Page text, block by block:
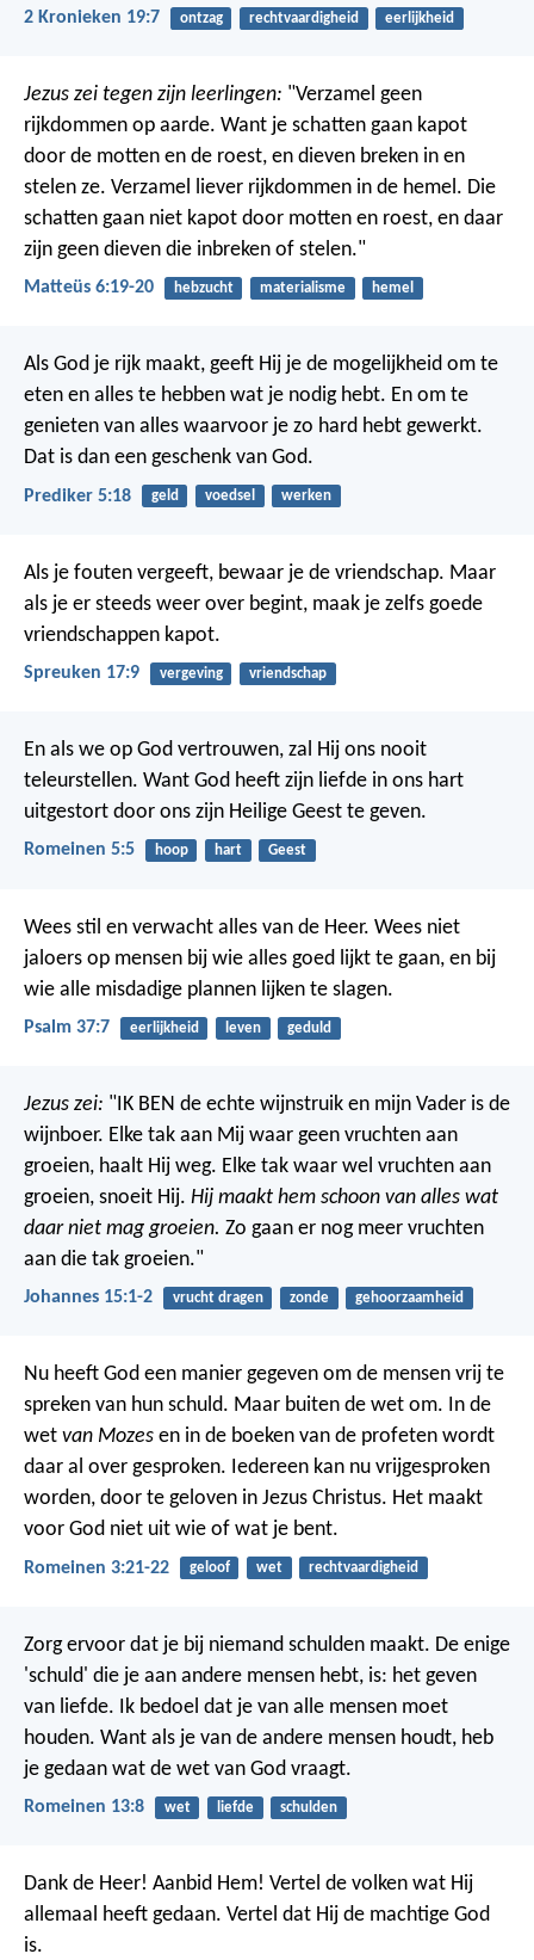
2 Kronieken 19:7 ontzag rechtvaardigheid eerlijkheid
Jezus zei tegen zijn leerlingen: "Verzamel geen
rijkdommen op aarde. Want je schatten gaan kapot
door de motten en de roest, en dieven breken in en
stelen ze. Verzamel liever rijkdommen in de hemel. Die
schatten gaan niet kapot door motten en roest, en daar
zijn geen dieven die inbreken of stelen."
Matteüs 6:19-20 hebzucht materialisme hemel
Als God je rijk maakt, geeft Hij je de mogelijkheid om te
eten en alles te hebben wat je nodig hebt. En om te
genieten van alles waarvoor je zo hard hebt gewerkt.
Dat is dan een geschenk van God.
Prediker 5:18 geld voedsel werken
Als je fouten vergeeft, bewaar je de vriendschap. Maar
als je er steeds weer over begint, maak je zelfs goede
vriendschappen kapot.
Spreuken 17:9 vergeving vriendschap
En als we op God vertrouwen, zal Hij ons nooit
teleurstellen. Want God heeft zijn liefde in ons hart
uitgestort door ons zijn Heilige Geest te geven.
Romeinen 5:5 hoop hart Geest
Wees stil en verwacht alles van de Heer. Wees niet
jaloers op mensen bij wie alles goed lijkt te gaan, en bij
wie alle misdadige plannen lijken te slagen.
Psalm 37:7 eerlijkheid leven geduld
Jezus zei: "IK BEN de echte wijnstruik en mijn Vader is de
wijnboer. Elke tak aan Mij waar geen vruchten aan
groeien, haalt Hij weg. Elke tak waar wel vruchten aan
groeien, snoeit Hij. Hij maakt hem schoon van alles wat
daar niet mag groeien. Zo gaan er nog meer vruchten
aan die tak groeien."
Johannes 15:1-2 vrucht dragen zonde gehoorzaamheid
Nu heeft God een manier gegeven om de mensen vrij te
spreken van hun schuld. Maar buiten de wet om. In de
wet van Mozes en in de boeken van de profeten wordt
daar al over gesproken. Iedereen kan nu vrijgesproken
worden, door te geloven in Jezus Christus. Het maakt
voor God niet uit wie of wat je bent.
Romeinen 3:21-22 geloof wet rechtvaardigheid
Zorg ervoor dat je bij niemand schulden maakt. De enige
'schuld' die je aan andere mensen hebt, is: het geven
van liefde. Ik bedoel dat je van alle mensen moet
houden. Want als je van de andere mensen houdt, heb
je gedaan wat de wet van God vraagt.
Romeinen 13:8 wet liefde schulden
Dank de Heer! Aanbid Hem! Vertel de volken wat Hij
allemaal heeft gedaan. Vertel dat Hij de machtige God
is.